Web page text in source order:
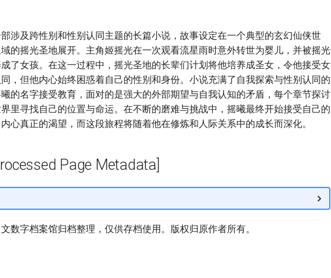
部涉及跨性别和性别认同主题的长篇小说，故事设定在一个典型的玄幻仙侠世
的摇光圣地展开。主角姬摇光在一次观看流星雨时意外转世为婴儿，并被摇光
了女孩。在这一过程中，摇光圣地的长辈们计划将他培养成圣女，令他接受女
，但他内心始终困惑着自己的性别和身份。小说充满了自我探索与性别认同的
的名字接受教育，面对的是强大的外部期望与自我认知的矛盾，每个章节探讨
里寻找自己的位置与命运。在不断的磨难与挑战中，摇曦最终开始接受自己的
心真正的渴望，而这段旅程将随着他在修炼和人际关系中的成长而深化。
Page Metadata]
数字档案馆归档整理，仅供存档使用。版权归原作者所有。